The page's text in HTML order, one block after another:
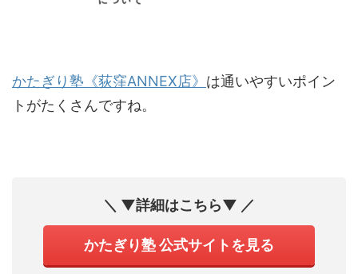
かたぎり塾《荻窪ANNEX店》 は通いやすいポイン
トがたくさんですね。
＼ ▼詳細はこちら▼ ／
かたぎり塾 公式サイトを見る